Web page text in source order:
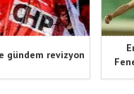
gündem revizyon